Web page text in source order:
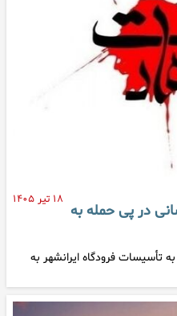
۱۸ تیر ۱۴۰۵
در پی حمله به
تأسیسات فرودگاه ایرانشهر به